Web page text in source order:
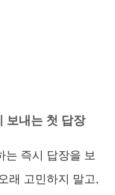
보내는 첫 답장
는 즉시 답장을 보
래 고민하지 말고,